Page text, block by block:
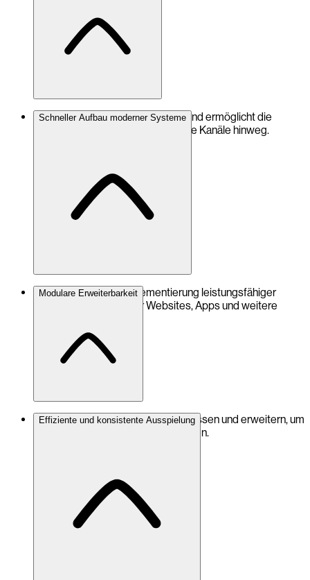
Trennung von Backend und Frontend ermöglicht die
Bereitstellung von Inhalten über alle Kanäle hinweg.
Schneller Aufbau moderner Systeme
Ermöglicht zügige Implementierung leistungsfähiger
Headless-Lösungen für Websites, Apps und weitere
Modulare Erweiterbarkeit
Funktionen lassen sich gezielt anpassen und erweitern, um
individuelle Anforderungen zu erfüllen.
Effiziente und konsistente Ausspielung